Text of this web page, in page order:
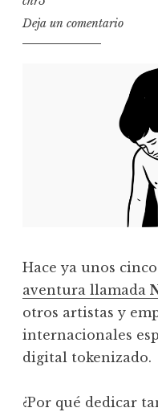
Deja un comentario
Hace ya unos
aventura llamada
otros artistas y
internacionales
digital tokenizado.
¿Por qué dedicar